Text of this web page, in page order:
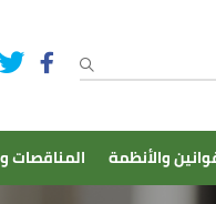
والأنظمة المناقصات